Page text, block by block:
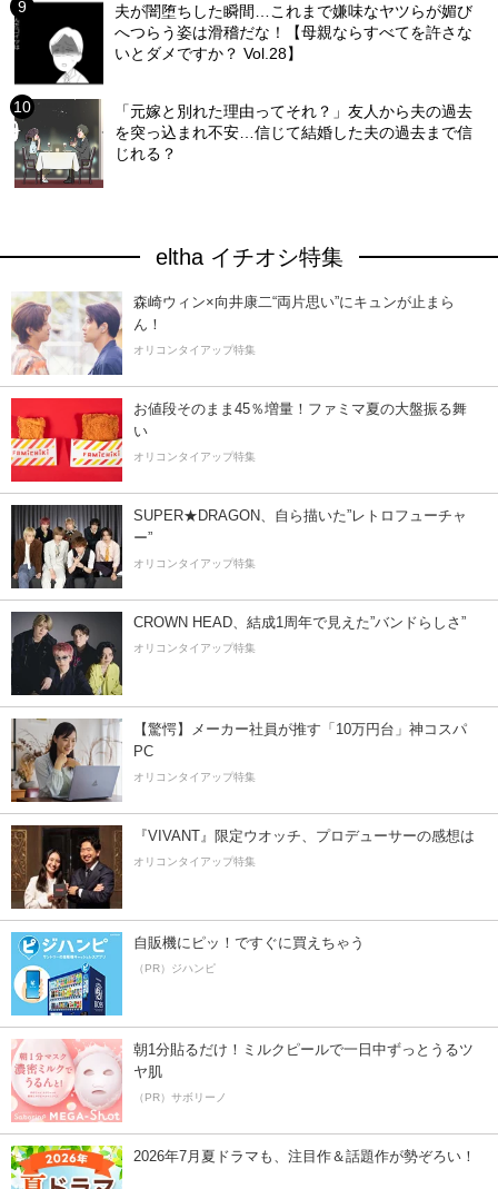
夫が闇堕ちした瞬間…これまで嫌味なヤツらが媚び
へつらう姿は滑稽だな！【母親ならすべてを許さな
いとダメですか？ Vol.28】
「元嫁と別れた理由ってそれ？」友人から夫の過去
を突っ込まれ不安…信じて結婚した夫の過去まで信
じれる？
eltha イチオシ特集
森崎ウィン×向井康二“両片思い”にキュンが止まら
ん！
オリコンタイアップ特集
お値段そのまま45％増量！ファミマ夏の大盤振る舞
い
オリコンタイアップ特集
SUPER★DRAGON、自ら描いた”レトロフューチャ
ー”
オリコンタイアップ特集
CROWN HEAD、結成1周年で見えた”バンドらしさ”
オリコンタイアップ特集
【驚愕】メーカー社員が推す「10万円台」神コスパ
PC
オリコンタイアップ特集
『VIVANT』限定ウオッチ、プロデューサーの感想は
オリコンタイアップ特集
自販機にピッ！ですぐに買えちゃう
（PR）ジハンピ
朝1分貼るだけ！ミルクピールで一日中ずっとうるツ
ヤ肌
（PR）サボリーノ
2026年7月夏ドラマも、注目作＆話題作が勢ぞろい！